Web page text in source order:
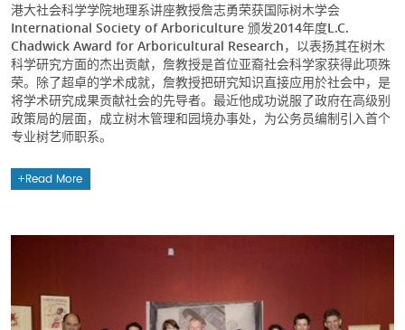
港大社会科学学院地理系讲座教授詹志勇荣获国际树木学会
International Society of Arboriculture 颁发2014年度L.C.
Chadwick Award for Arboricultural Research，以表扬其在树木
科学研究方面的杰出贡献，詹教授是首位亚裔社会科学家获得此项殊
荣。除了超卓的学术成就，詹教授把研究知识直接应用於社会中，是
将学术研究成果贡献社会的先导者。最近他成功说服了政府在高级别
政策局的层面，成立树木管理和园境办事处，为公务员编制引入首个
专业树艺师职系。
Read More